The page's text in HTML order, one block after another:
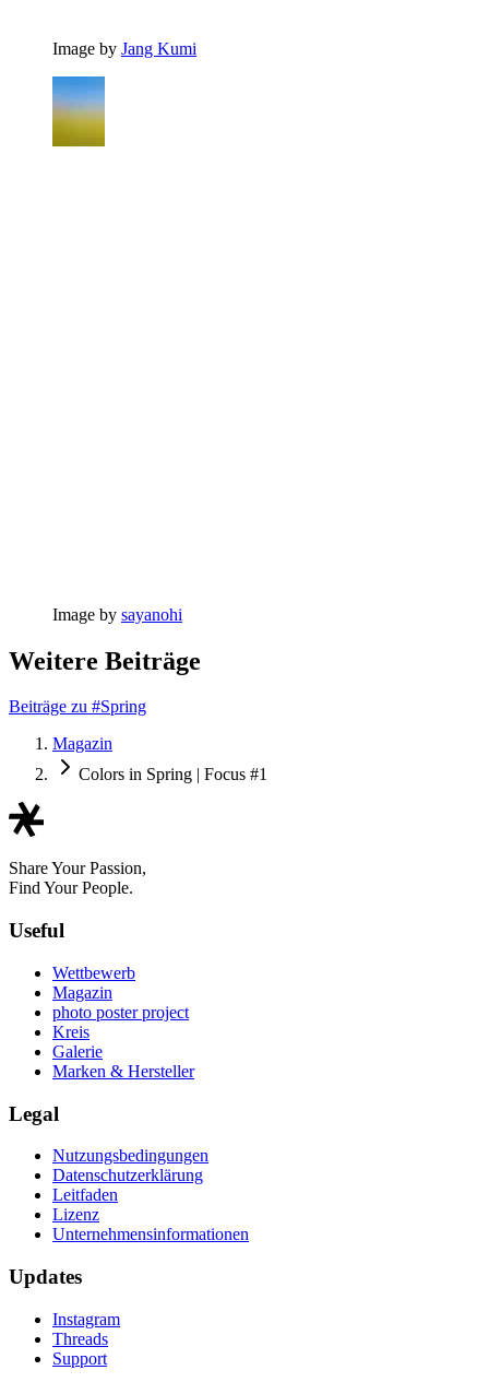
Image by Jang Kumi
Image by sayanohi
Weitere Beiträge
Beiträge zu #Spring
Magazin
Colors in Spring | Focus #1
Share Your Passion,
Find Your People.
Useful
Wettbewerb
Magazin
photo poster project
Kreis
Galerie
Marken & Hersteller
Legal
Nutzungsbedingungen
Datenschutzerklärung
Leitfaden
Lizenz
Unternehmensinformationen
Updates
Instagram
Threads
Support